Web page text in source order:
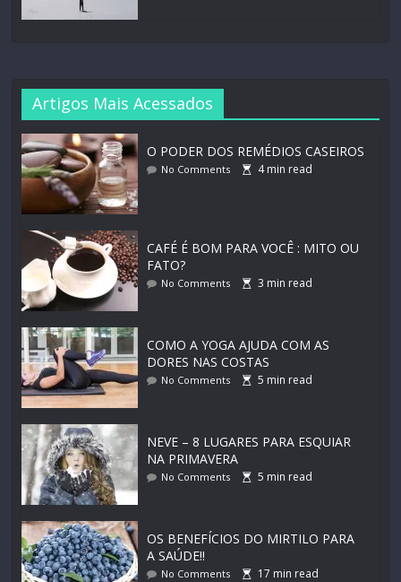
Artigos Mais Acessados
O PODER DOS REMÉDIOS CASEIROS
No Comments 4min read
CAFÉ É BOM PARA VOCÊ : MITO OU
FATO?
No Comments 3 min read
COMO A YOGA AJUDA COM AS
DORES NAS COSTAS
No Comments 5 min read
NEVE – 8 LUGARES PARA ESQUIAR
NA PRIMAVERA
No Comments 5 min read
OS BENEFÍCIOS DO MIRTILO PARA
A SAÚDE!!
No Comments 17 min read